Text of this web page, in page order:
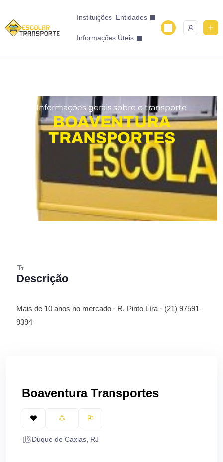
Instituições Entidades
Informações Úteis
Informações gerais sobre o transporte
BOAVENTURA
TRANSPORTES
Boaventura Transportes
Duque de Caxias RJ
Descrição
Mais de 10 anos no mercado · R. Pinto Líra · (21) 97591-
9394